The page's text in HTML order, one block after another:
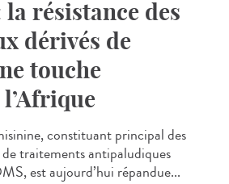
résistance des
dérivés de
touche
constituant principal des
traitements antipaludiques
est aujourd’hui répandue...